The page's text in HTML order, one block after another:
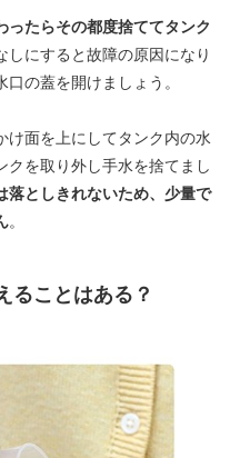
ったらその都度捨ててタンク
しにすると故障の原因になり
の蓋を開けましょう。
け面を上にしてタンク内の水
クを取り外し手水を捨てまし
落としきれないため、少量で
。
ることはある？